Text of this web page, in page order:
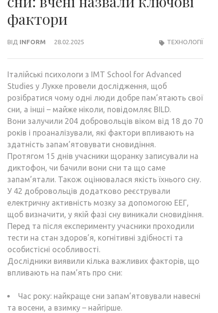
фактори
ВІД INFORM 28.02.2025 ТЕХНОЛОГІЇ
Італійські психологи з IMT School for Advanced
Studies у Лукке провели дослідження, щоб
розібратися чому одні люди добре пам’ятають свої
сни, а інші – майже ніколи, повідомляє BILD.
Вони залучили 204 добровольців віком від 18 до 70
років і проаналізували, які фактори впливають на
здатність запам’ятовувати сновидіння.
Протягом 15 днів учасники щоранку записували на
диктофон, чи бачили вони сни та що саме
запам’ятали. Також оцінювалася якість їхнього сну.
У 42 добровольців додатково реєстрували
електричну активність мозку за допомогою ЕЕГ,
щоб визначити, у якій фазі сну виникали сновидіння.
Перед та після експерименту учасники проходили
тести на стан здоров’я, когнітивні здібності та
особистісні особливості.
Дослідники виявили кілька важливих факторів, що
впливають на пам’ять про сни:
Час року: найкраще сни запам’ятовували навесні
та восени, а взимку – найгірше.